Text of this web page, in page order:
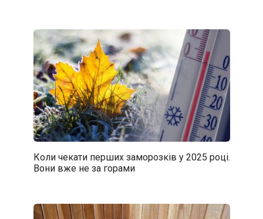
Коли чекати перших заморозків у 2025 році.
Вони вже не за горами